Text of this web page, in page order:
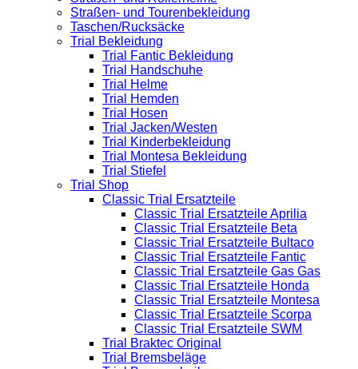
Straßen- und Tourenbekleidung
Taschen/Rucksäcke
Trial Bekleidung
Trial Fantic Bekleidung
Trial Handschuhe
Trial Helme
Trial Hemden
Trial Hosen
Trial Jacken/Westen
Trial Kinderbekleidung
Trial Montesa Bekleidung
Trial Stiefel
Trial Shop
Classic Trial Ersatzteile
Classic Trial Ersatzteile Aprilia
Classic Trial Ersatzteile Beta
Classic Trial Ersatzteile Bultaco
Classic Trial Ersatzteile Fantic
Classic Trial Ersatzteile Gas Gas
Classic Trial Ersatzteile Honda
Classic Trial Ersatzteile Montesa
Classic Trial Ersatzteile Scorpa
Classic Trial Ersatzteile SWM
Trial Braktec Original
Trial Bremsbeläge